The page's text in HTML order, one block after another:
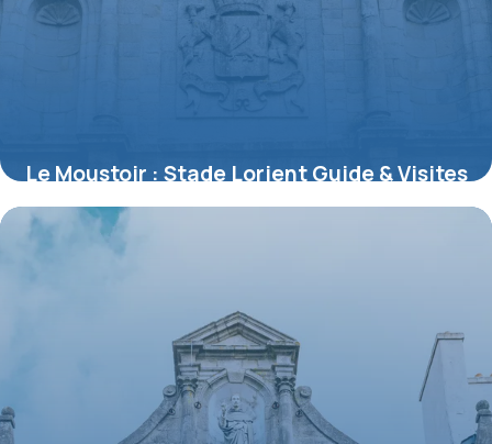
Le Moustoir : Stade Lorient Guide & Visites
7 juillet 2026